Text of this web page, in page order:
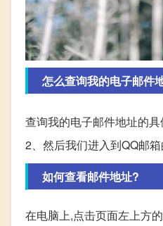
怎么查询我的电子邮件
查询我的电子邮件地址的
2、然后我们进入到QQ邮箱
如何查看邮件地址?
在电脑上,点击页面左上方